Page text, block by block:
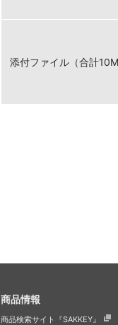
添付ファイル（合計
商品情報
商品検索サイト『SAKKEY』